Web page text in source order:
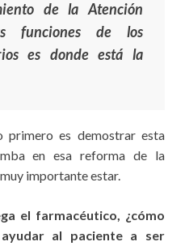
de la Atención
funciones de los
es donde está la
primero es demostrar esta
en esa reforma de la
importante estar.
el farmacéutico, ¿cómo
al paciente a ser